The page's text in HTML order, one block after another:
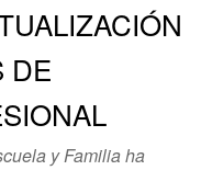
DE
y Familia ha